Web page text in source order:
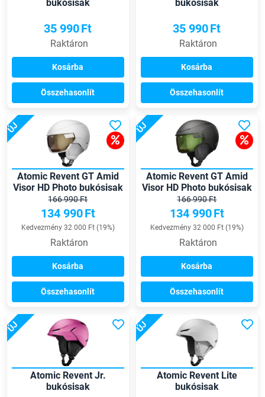
bukósisak
35 990Ft
Raktáron
Kosárba
Összehasonlít
bukósisak
35 990Ft
Raktáron
Kosárba
Összehasonlít
ÚJ
Atomic Revent GT Amid
Visor HD Photo bukósisak
166 990 Ft
134 990Ft
Kedvezmény 32 000 Ft (19%)
Raktáron
Kosárba
Összehasonlít
ÚJ
Atomic Revent GT Amid
Visor HD Photo bukósisak
166 990 Ft
134 990Ft
Kedvezmény 32 000 Ft (19%)
Raktáron
Kosárba
Összehasonlít
ÚJ
Atomic Revent Jr.
bukósisak
ÚJ
Atomic Revent Lite
bukósisak